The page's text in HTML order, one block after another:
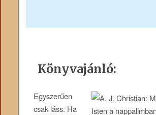
Könyvajánló:
Egyszerűen
csak láss. Ha